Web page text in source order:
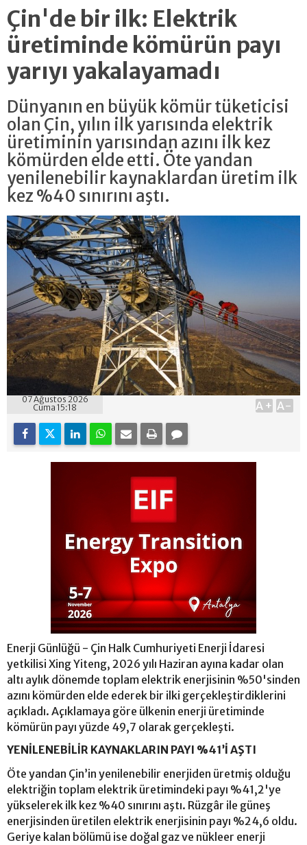
Çin'de bir ilk: Elektrik
üretiminde kömürün payı
yarıyı yakalayamadı
Dünyanın en büyük kömür tüketicisi
olan Çin, yılın ilk yarısında elektrik
üretiminin yarısından azını ilk kez
kömürden elde etti. Öte yandan
yenilenebilir kaynaklardan üretim ilk
kez %40 sınırını aştı.
07 Ağustos 2026
Cuma 15:18
A+ A-
Enerji Günlüğü - Çin Halk Cumhuriyeti Enerji İdaresi
yetkilisi Xing Yiteng, 2026 yılı Haziran ayına kadar olan
altı aylık dönemde toplam elektrik enerjisinin %50'sinden
azını kömürden elde ederek bir ilki gerçekleştirdiklerini
açıkladı. Açıklamaya göre ülkenin enerji üretiminde
kömürün payı yüzde 49,7 olarak gerçekleşti.
YENİLENEBİLİR KAYNAKLARIN PAYI %41’İ AŞTI
Öte yandan Çin’in yenilenebilir enerjiden üretmiş olduğu
elektriğin toplam elektrik üretimindeki payı %41,2'ye
yükselerek ilk kez %40 sınırını aştı. Rüzgâr ile güneş
enerjisinden üretilen elektrik enerjisinin payı %24,6 oldu.
Geriye kalan bölümü ise doğal gaz ve nükleer enerji